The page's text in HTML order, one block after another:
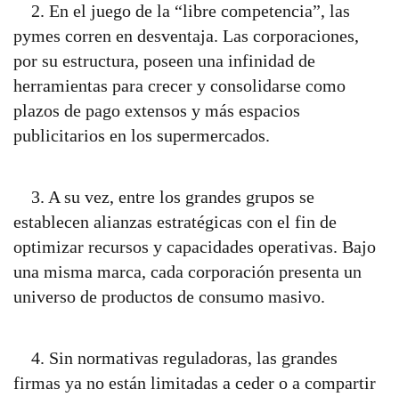
2. En el juego de la “libre competencia”, las
pymes corren en desventaja. Las corporaciones,
por su estructura, poseen una infinidad de
herramientas para crecer y consolidarse como
plazos de pago extensos y más espacios
publicitarios en los supermercados.
3. A su vez, entre los grandes grupos se
establecen alianzas estratégicas con el fin de
optimizar recursos y capacidades operativas. Bajo
una misma marca, cada corporación presenta un
universo de productos de consumo masivo.
4. Sin normativas reguladoras, las grandes
firmas ya no están limitadas a ceder o a compartir